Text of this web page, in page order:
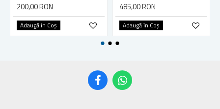
200,00 RON
Adaugă în Coş
485,00 RON
Adaugă în Coş